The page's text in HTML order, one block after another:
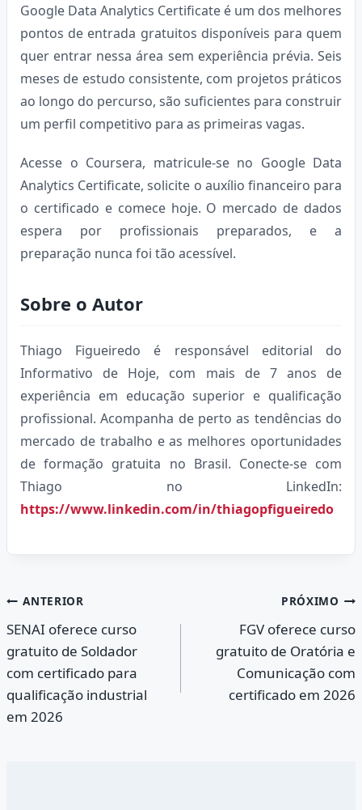
Google Data Analytics Certificate é um dos melhores
pontos de entrada gratuitos disponíveis para quem
quer entrar nessa área sem experiência prévia. Seis
meses de estudo consistente, com projetos práticos
ao longo do percurso, são suficientes para construir
um perfil competitivo para as primeiras vagas.
Acesse o Coursera, matricule-se no Google Data
Analytics Certificate, solicite o auxílio financeiro para
o certificado e comece hoje. O mercado de dados
espera por profissionais preparados, e a
preparação nunca foi tão acessível.
Sobre o Autor
Thiago Figueiredo é responsável editorial do
Informativo de Hoje, com mais de 7 anos de
experiência em educação superior e qualificação
profissional. Acompanha de perto as tendências do
mercado de trabalho e as melhores oportunidades
de formação gratuita no Brasil. Conecte-se com
Thiago no LinkedIn:
https://www.linkedin.com/in/thiagopfigueiredo
Navegação
de
Post
ANTERIOR
SENAI oferece curso
gratuito de Soldador
com certificado para
qualificação industrial
em 2026
PRÓXIMO
FGV oferece curso
gratuito de Oratória e
Comunicação com
certificado em 2026